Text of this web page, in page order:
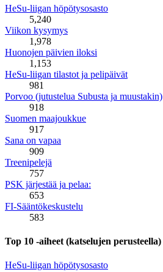
HeSu-liigan höpötysosasto
5,240
Viikon kysymys
1,978
Huonojen päivien iloksi
1,153
HeSu-liigan tilastot ja pelipäivät
981
Porvoo (jutustelua Subusta ja muustakin)
918
Suomen maajoukkue
917
Sana on vapaa
909
Treenipelejä
757
PSK järjestää ja pelaa:
653
FI-Sääntökeskustelu
583
Top 10 -aiheet (katselujen perusteella)
HeSu-liigan höpötysosasto